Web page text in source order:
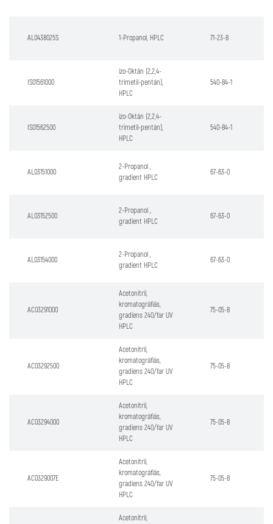
AL0438025S 1-Propanol, HPLC 71-23-8
IS01561000
izo-Oktán (2,2,4-
trimetil-pentán),
HPLC
540-84-1
IS01562500
izo-Oktán (2,2,4-
trimetil-pentán),
HPLC
540-84-1
AL03151000
2-Propanol ,
gradient HPLC
67-63-0
AL03152500
2-Propanol ,
gradient HPLC
67-63-0
AL03154000
2-Propanol ,
gradient HPLC
67-63-0
AC03291000
Acetonitril,
kromatográfiás,
gradiens 240/far UV
HPLC
75-05-8
AC03292500
Acetonitril,
kromatográfiás,
gradiens 240/far UV
HPLC
75-05-8
AC03294000
Acetonitril,
kromatográfiás,
gradiens 240/far UV
HPLC
75-05-8
AC0329007E
Acetonitril,
kromatográfiás,
gradiens 240/far UV
HPLC
75-05-8
Acetonitril,